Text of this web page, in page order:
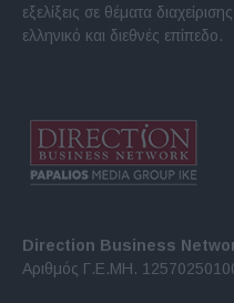
εξελίξεις σε θέματα
ελληνικό και διεθνές επίπεδο.
Direction Business
Αριθμός Γ.Ε.ΜΗ.